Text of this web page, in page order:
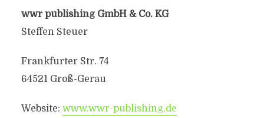
wwr publishing GmbH & Co. KG
Steffen Steuer
Frankfurter Str. 74
64521 Groß-Gerau
Website: www.wwr-publishing.de